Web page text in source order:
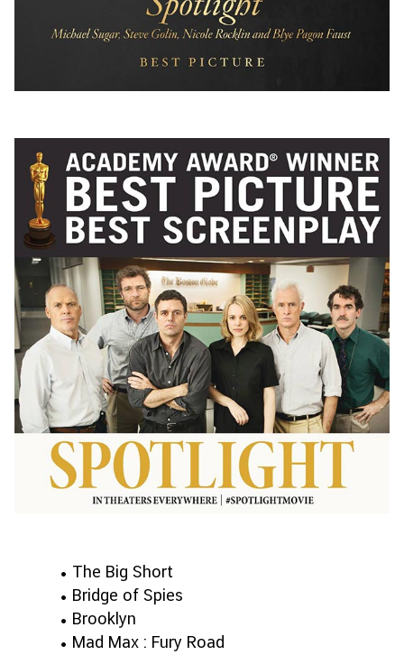
ติดต่อ
โฆษณา
แจ้ง
ปัญหา
ร่วม
งาน
เรา
• The Big Short
• Bridge of Spies
• Brooklyn
• Mad Max : Fury Road